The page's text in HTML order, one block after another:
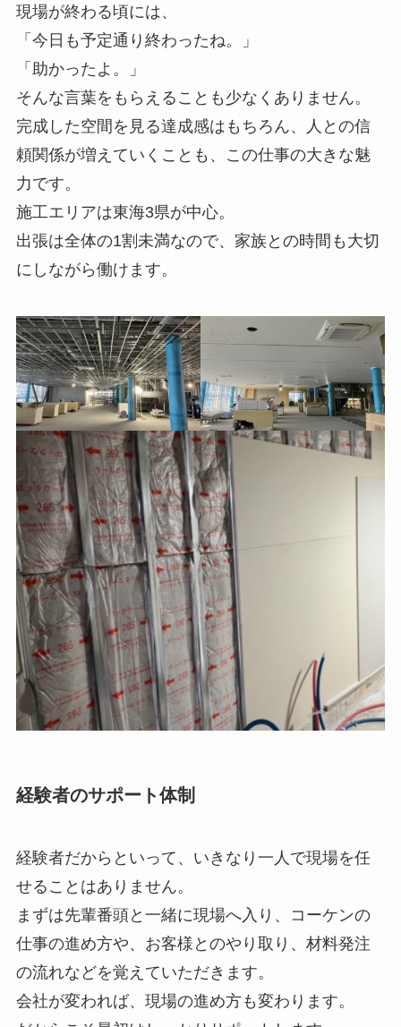
現場が終わる頃には、
「今日も予定通り終わったね。」
「助かったよ。」
そんな言葉をもらえることも少なくありません。
完成した空間を見る達成感はもちろん、人との信
頼関係が増えていくことも、この仕事の大きな魅
力です。
施工エリアは東海3県が中心。
出張は全体の1割未満なので、家族との時間も大切
にしながら働けます。
経験者のサポート体制
経験者だからといって、いきなり一人で現場を任
せることはありません。
まずは先輩番頭と一緒に現場へ入り、コーケンの
仕事の進め方や、お客様とのやり取り、材料発注
の流れなどを覚えていただきます。
会社が変われば、現場の進め方も変わります。